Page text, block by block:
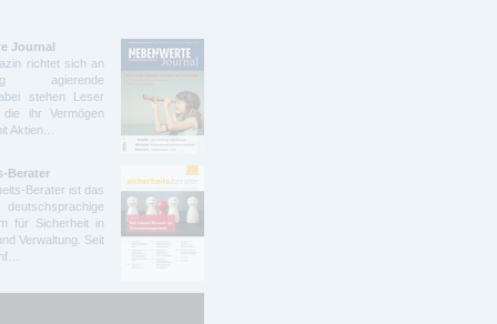
Journal
richtet sich an
agierende
stehen Leser
ihr Vermögen
Aktien…
Berater
Berater ist das
für Sicherheit in
Verwaltung. Seit